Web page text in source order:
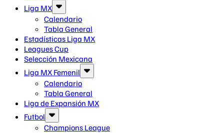
Liga MX
Calendario
Tabla General
Estadísticas Liga MX
Leagues Cup
Selección Mexicana
Liga MX Femenil
Calendario
Tabla General
Liga de Expansión MX
Futbol
Champions League